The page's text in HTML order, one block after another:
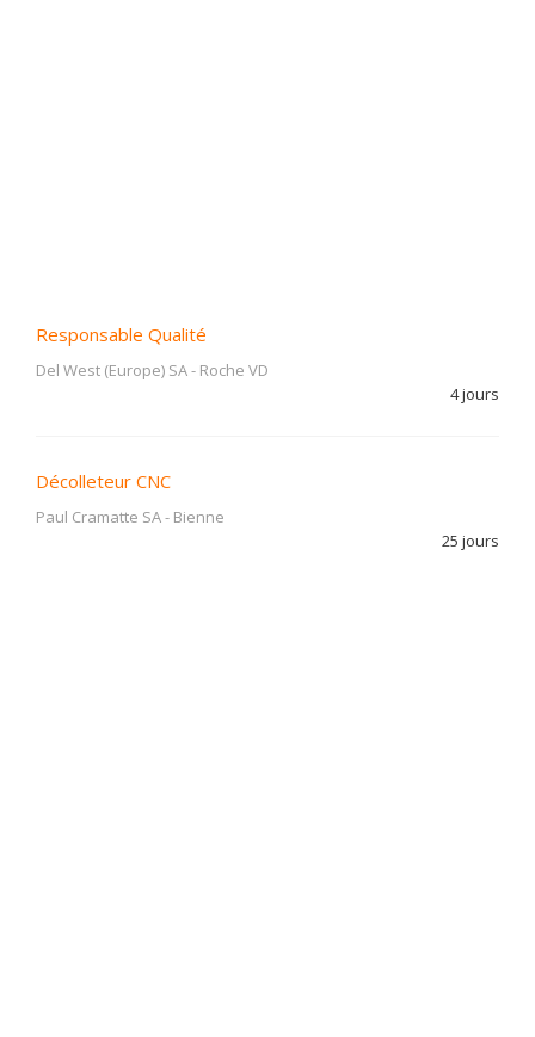
Responsable Qualité
Del West (Europe) SA- Roche VD
4 jours
Décolleteur CNC
Paul Cramatte SA- Bienne
25 jours